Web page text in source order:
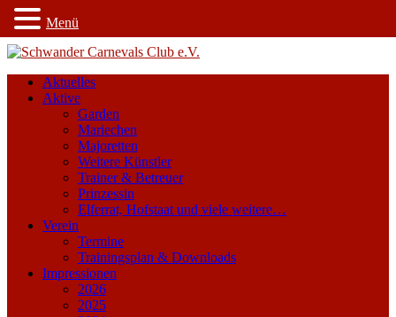
Aktuelles
Aktive
Garden
Mariechen
Majoretten
Weitere Künstler
Trainer & Betreuer
Prinzessin
Elferrat, Hofstaat und viele weitere…
Verein
Termine
Trainingsplan & Downloads
Impressionen
2026
2025
Menü